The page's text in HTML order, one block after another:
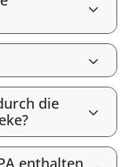
die
enthalten